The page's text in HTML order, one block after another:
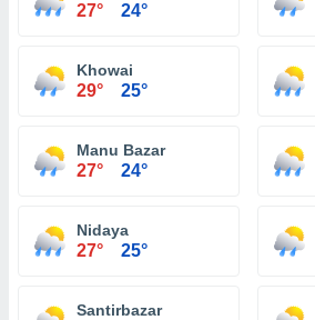
27° 24°
Khowai
29° 25°
Manu Bazar
27° 24°
Nidaya
27° 25°
Santirbazar